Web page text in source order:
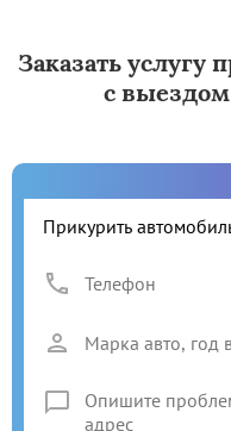
Заказать услугу
с